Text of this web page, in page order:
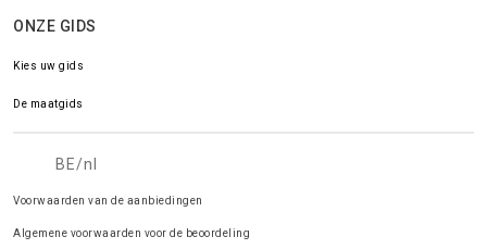
ONZE GIDS
Kies uw gids
De maatgids
BE/nl
Voorwaarden van de aanbiedingen
Algemene voorwaarden voor de beoordeling